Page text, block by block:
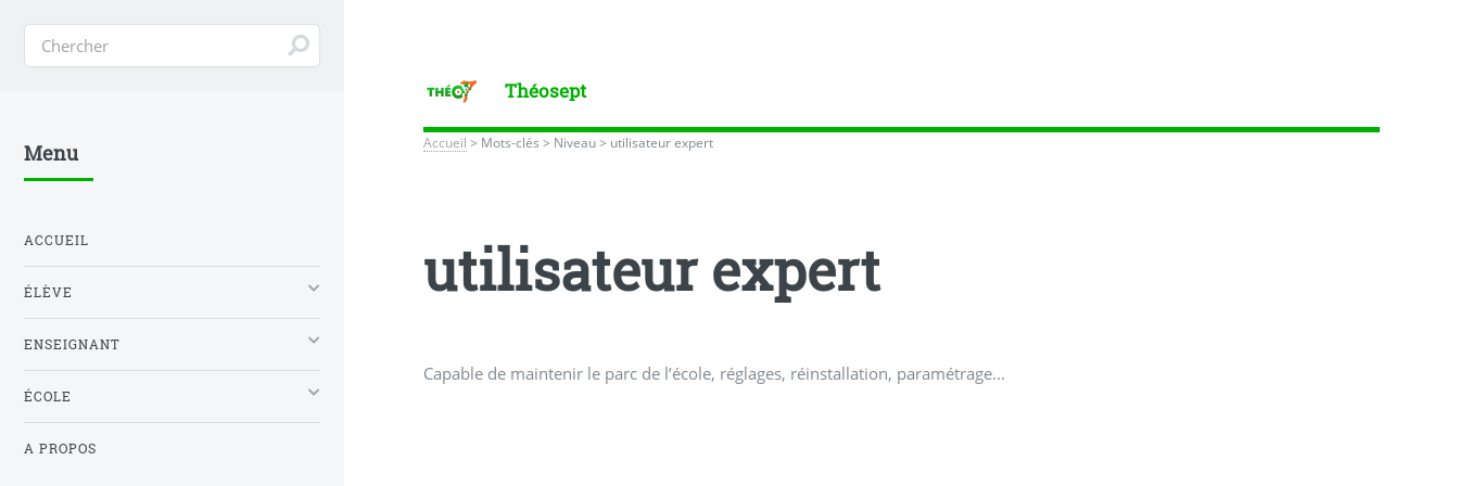
Théosept
Accueil > Mots-clés > Niveau> utilisateur expert
utilisateur expert
Capable de maintenir le parc de l’école, réglages, réinstallation, paramétrage...
Menu
ACCUEIL
ÉLÈVE
ENSEIGNANT
ÉCOLE
A PROPOS